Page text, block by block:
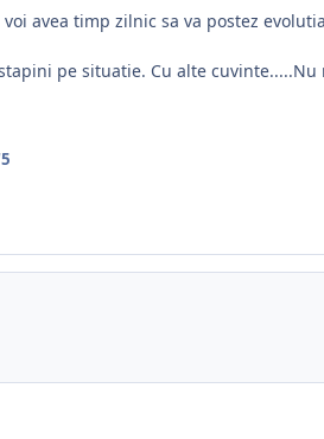
avea timp zilnic sa va postez
pe situatie. Cu alte cuvinte.....Nu